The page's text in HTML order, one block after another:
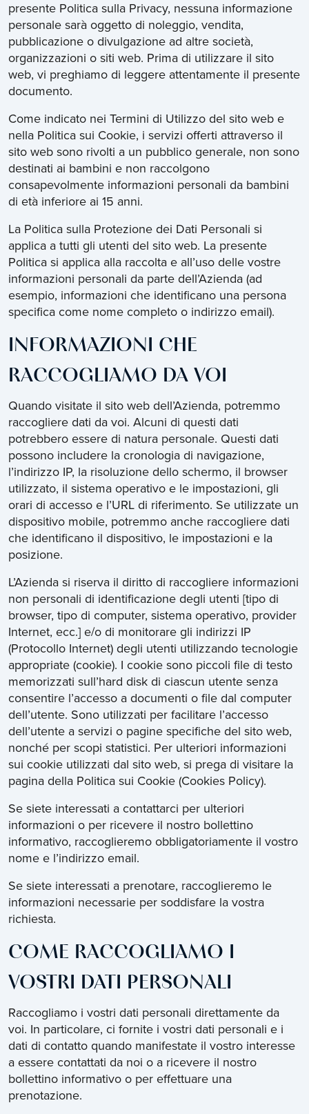
presente Politica sulla Privacy, nessuna informazione
personale sarà oggetto di noleggio, vendita,
pubblicazione o divulgazione ad altre società,
organizzazioni o siti web. Prima di utilizzare il sito
web, vi preghiamo di leggere attentamente il presente
documento.
Come indicato nei Termini di Utilizzo del sito web e
nella Politica sui Cookie, i servizi offerti attraverso il
sito web sono rivolti a un pubblico generale, non sono
destinati ai bambini e non raccolgono
consapevolmente informazioni personali da bambini
di età inferiore ai 15 anni.
La Politica sulla Protezione dei Dati Personali si
applica a tutti gli utenti del sito web. La presente
Politica si applica alla raccolta e all’uso delle vostre
informazioni personali da parte dell’Azienda (ad
esempio, informazioni che identificano una persona
specifica come nome completo o indirizzo email).
INFORMAZIONI CHE
RACCOGLIAMO DA VOI
Quando visitate il sito web dell’Azienda, potremmo
raccogliere dati da voi. Alcuni di questi dati
potrebbero essere di natura personale. Questi dati
possono includere la cronologia di navigazione,
l’indirizzo IP, la risoluzione dello schermo, il browser
utilizzato, il sistema operativo e le impostazioni, gli
orari di accesso e l’URL di riferimento. Se utilizzate un
dispositivo mobile, potremmo anche raccogliere dati
che identificano il dispositivo, le impostazioni e la
posizione.
L’Azienda si riserva il diritto di raccogliere informazioni
non personali di identificazione degli utenti [tipo di
browser, tipo di computer, sistema operativo, provider
Internet, ecc.] e/o di monitorare gli indirizzi IP
(Protocollo Internet) degli utenti utilizzando tecnologie
appropriate (cookie). I cookie sono piccoli file di testo
memorizzati sull’hard disk di ciascun utente senza
consentire l’accesso a documenti o file dal computer
dell’utente. Sono utilizzati per facilitare l’accesso
dell’utente a servizi o pagine specifiche del sito web,
nonché per scopi statistici. Per ulteriori informazioni
sui cookie utilizzati dal sito web, si prega di visitare la
pagina della Politica sui Cookie (Cookies Policy).
Se siete interessati a contattarci per ulteriori
informazioni o per ricevere il nostro bollettino
informativo, raccoglieremo obbligatoriamente il vostro
nome e l’indirizzo email.
Se siete interessati a prenotare, raccoglieremo le
informazioni necessarie per soddisfare la vostra
richiesta.
COME RACCOGLIAMO I
VOSTRI DATI PERSONALI
Raccogliamo i vostri dati personali direttamente da
voi. In particolare, ci fornite i vostri dati personali e i
dati di contatto quando manifestate il vostro interesse
a essere contattati da noi o a ricevere il nostro
bollettino informativo o per effettuare una
prenotazione.